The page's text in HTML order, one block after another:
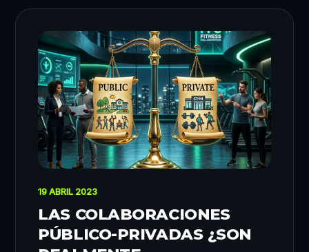
19 ABRIL 2023
LAS COLABORACIONES
PÚBLICO-PRIVADAS ¿SON